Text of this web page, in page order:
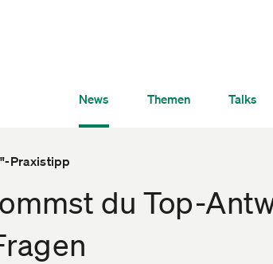
News Themen Talks
Praxistipp
du Top-